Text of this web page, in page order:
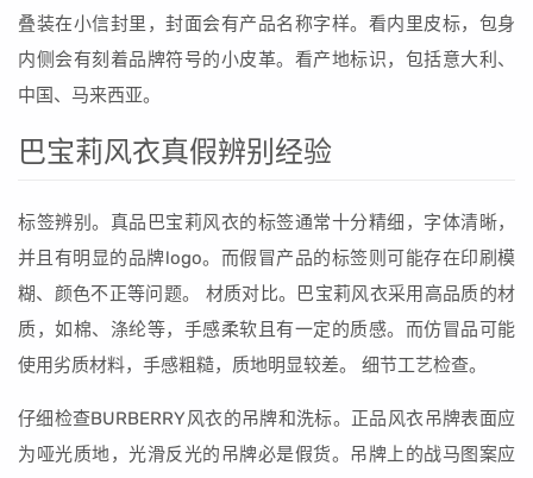
叠装在小信封里，封面会有产品名称字样。看内里皮标，包身
内侧会有刻着品牌符号的小皮革。看产地标识，包括意大利、
中国、马来西亚。
巴宝莉风衣真假辨别经验
标签辨别。真品巴宝莉风衣的标签通常十分精细，字体清晰，
并且有明显的品牌logo。而假冒产品的标签则可能存在印刷模
糊、颜色不正等问题。 材质对比。巴宝莉风衣采用高品质的材
质，如棉、涤纶等，手感柔软且有一定的质感。而仿冒品可能
使用劣质材料，手感粗糙，质地明显较差。 细节工艺检查。
仔细检查BURBERRY风衣的吊牌和洗标。正品风衣吊牌表面应
为哑光质地，光滑反光的吊牌必是假货。吊牌上的战马图案应